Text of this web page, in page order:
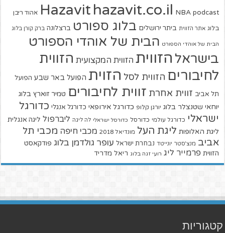
Hazavit hazavit.co.il NBA podcast אהוד ריבן
בלוג אתר הזווית ביתר ירושלים בלוג ספורט ברצלונה ברק קורן בלוג
הבית של אוהדי הספורט הבית של אוהדי הספורט
בישראל הזווית הזווית המקצועית הזווית
לחיבורים הזווית לסל הזוית הפועל באר שבע הפועל
תל אביב זווית אחרת זווית לחיבורים טמיר זוארץ בלוג
יוחאי שטנצלר בלוג יורגן קלופ כדורגל אירופאי כדורגל אנגלי כדורגל
ישראלי כדורגל עולמי כדורסל כדורסל ישראלי לה ליגה ליברפול ליגה אנגלית
ליגת האלופות ליגת העל מונדיאל 2018 מכבי חיפה מכבי תל
אביב מנצ'סטר יונייטד נבחרת ישראל עופר גולדמן בלוג פודקאסט
הזווית פרמייר ליג רועי זגה בלוג ריאל מדריד
קטגוריות